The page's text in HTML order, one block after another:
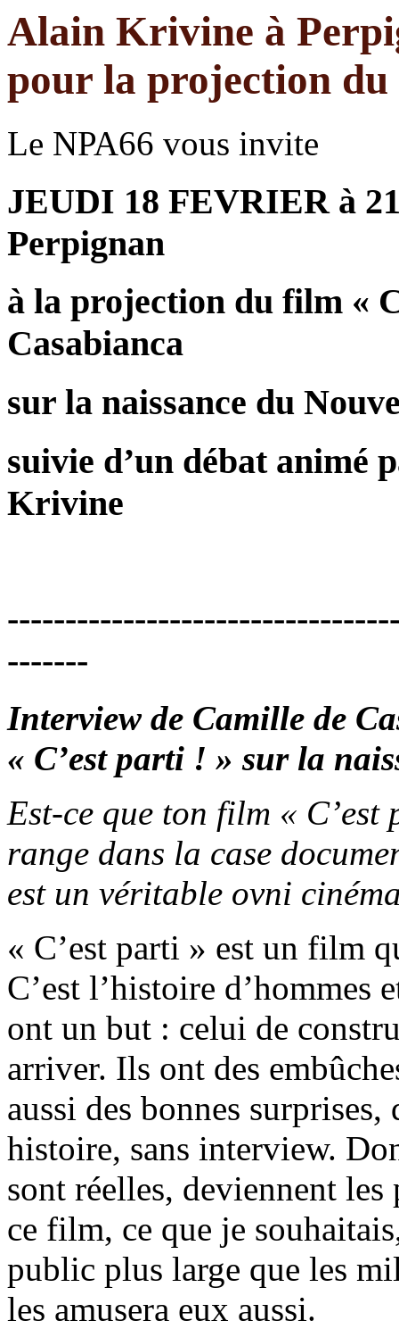
Alain Krivine à
pour la projection
Le NPA66 vous invite
JEUDI 18 FEVRIER à
Perpignan
à la projection du film «
Casabianca
sur la naissance du
suivie d’un débat animé
Krivine
-------
Interview de Camille de
« C’est parti ! » sur la
Est-ce que ton film «
range dans la case
est un véritable ovni
« C’est parti » est un film
C’est l’histoire d’hommes
ont un but : celui de
arriver. Ils ont des
aussi des bonnes
histoire, sans interview.
sont réelles, deviennent
ce film, ce que je
public plus large que les
les amusera eux aussi.